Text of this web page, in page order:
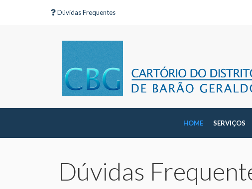
Dúvidas Frequentes
HOME SERVIÇOS
Dúvidas